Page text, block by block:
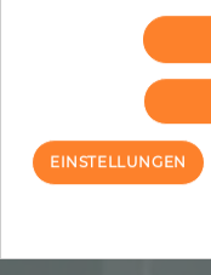
EINSTELLUNGEN